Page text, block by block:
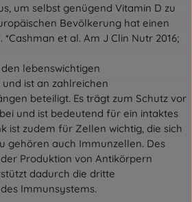
um selbst genügend Vitamin D zu
Bevölkerung hat einen
*Cashman et al. Am J Clin Nutr 2016;
lebenswichtigen
ist an zahlreichen
beteiligt. Es trägt zum Schutz vor
und ist bedeutend für ein intaktes
ist zudem für Zellen wichtig, die sich
gehören auch Immunzellen. Des
Produktion von Antikörpern
dadurch die dritte
Immunsystems.